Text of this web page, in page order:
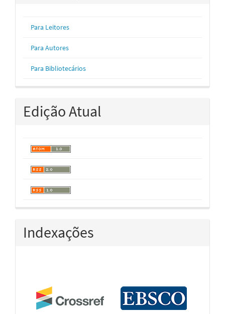
Para Leitores
Para Autores
Para Bibliotecários
Edição Atual
Indexações